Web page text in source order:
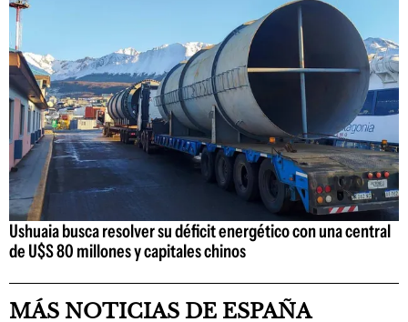
Ushuaia busca resolver su déficit energético con una central
de U$S 80 millones y capitales chinos
MÁS NOTICIAS DE ESPAÑA